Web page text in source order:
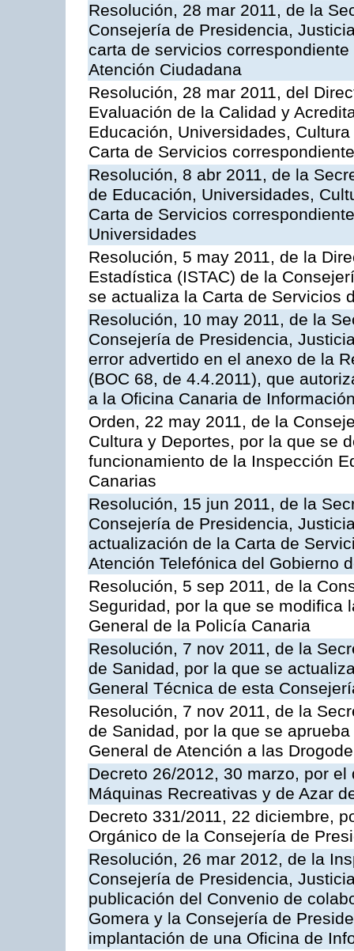
Resolución, 28 mar 2011, de la
Consejería de Presidencia,
carta de servicios
Atención Ciudadana
Resolución, 28 mar 2011, del
Evaluación de la Calidad y
Educación, Universidades,
Carta de Servicios
Resolución, 8 abr 2011, de la
de Educación, Universidades,
Carta de Servicios
Universidades
Resolución, 5 may 2011, de la
Estadística (ISTAC) de la
se actualiza la Carta de Servicios
Resolución, 10 may 2011, de la
Consejería de Presidencia,
error advertido en el anexo de la
(BOC 68, de 4.4.2011), que
a la Oficina Canaria de
Orden, 22 may 2011, de la
Cultura y Deportes, por la que se
funcionamiento de la Inspección
Canarias
Resolución, 15 jun 2011, de la
Consejería de Presidencia,
actualización de la Carta de
Atención Telefónica del Gobierno
Resolución, 5 sep 2011, de la
Seguridad, por la que se modifica
General de la Policía Canaria
Resolución, 7 nov 2011, de la
de Sanidad, por la que se
General Técnica de esta
Resolución, 7 nov 2011, de la
de Sanidad, por la que se
General de Atención a las
Decreto 26/2012, 30 marzo, por
Máquinas Recreativas y de Azar
Decreto 331/2011, 22 diciembre,
Orgánico de la Consejería de
Resolución, 26 mar 2012, de la
Consejería de Presidencia,
publicación del Convenio de
Gomera y la Consejería de
implantación de una Oficina de